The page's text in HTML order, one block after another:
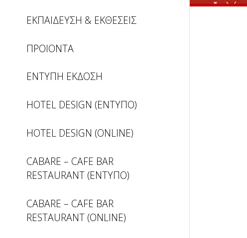
ΕΚΠΑΙΔΕΥΣΗ & ΕΚΘΕΣΕΙΣ
ΠΡΟΙΟΝΤΑ
ΕΝΤΥΠΗ ΕΚΔΟΣΗ
HOTEL DESIGN (ΕΝΤΥΠΟ)
HOTEL DESIGN (ONLINE)
CABARE – CAFE BAR
RESTAURANT (ΕΝΤΥΠΟ)
CABARE – CAFE BAR
RESTAURANT (ONLINE)